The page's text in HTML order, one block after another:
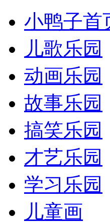
小鸭子首
儿歌乐园
动画乐园
故事乐园
搞笑乐园
才艺乐园
学习乐园
儿童画